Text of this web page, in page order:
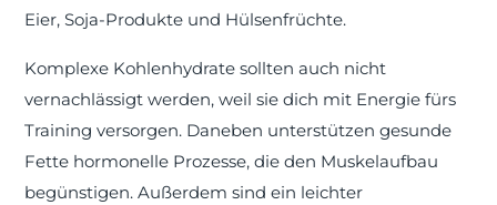
Eier, Soja-Produkte und Hülsenfrüchte.
Komplexe Kohlenhydrate sollten auch nicht
vernachlässigt werden, weil sie dich mit Energie fürs
Training versorgen. Daneben unterstützen gesunde
Fette hormonelle Prozesse, die den Muskelaufbau
begünstigen. Außerdem sind ein leichter